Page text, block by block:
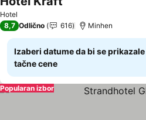
Hotel
8,7 Odlično 616 Minhen
Izaberi datume da bi se prikazale
tačne cene
Popularan izbor